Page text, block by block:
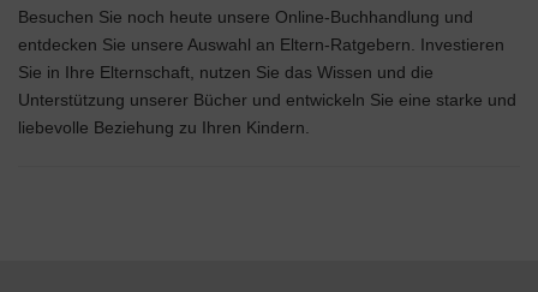
Besuchen Sie noch heute unsere Online-Buchhandlung und
entdecken Sie unsere Auswahl an Eltern-Ratgebern. Investieren
Sie in Ihre Elternschaft, nutzen Sie das Wissen und die
Unterstützung unserer Bücher und entwickeln Sie eine starke und
liebevolle Beziehung zu Ihren Kindern.